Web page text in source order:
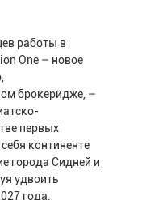
работы в
One – новое
брокеридже, –
первых
континенте
города Сидней и
удвоить
года.